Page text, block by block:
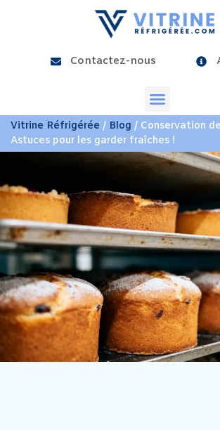
Contactez-nous
Vitrine Réfrigérée / Blog / Conservation
Astuces pour les garder fraîches !